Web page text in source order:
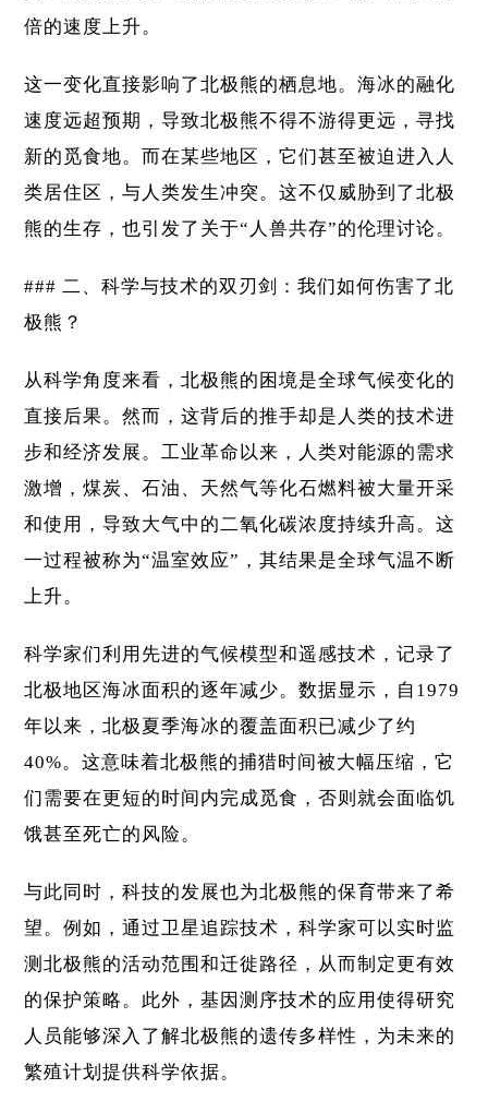
倍的速度上升。
这一变化直接影响了北极熊的栖息地。海冰的融化
速度远超预期，导致北极熊不得不游得更远，寻找
新的觅食地。而在某些地区，它们甚至被迫进入人
类居住区，与人类发生冲突。这不仅威胁到了北极
熊的生存，也引发了关于“人兽共存”的伦理讨论。
### 二、科学与技术的双刃剑：我们如何伤害了北
极熊？
从科学角度来看，北极熊的困境是全球气候变化的
直接后果。然而，这背后的推手却是人类的技术进
步和经济发展。工业革命以来，人类对能源的需求
激增，煤炭、石油、天然气等化石燃料被大量开采
和使用，导致大气中的二氧化碳浓度持续升高。这
一过程被称为“温室效应”，其结果是全球气温不断
上升。
科学家们利用先进的气候模型和遥感技术，记录了
北极地区海冰面积的逐年减少。数据显示，自1979
年以来，北极夏季海冰的覆盖面积已减少了约
40%。这意味着北极熊的捕猎时间被大幅压缩，它
们需要在更短的时间内完成觅食，否则就会面临饥
饿甚至死亡的风险。
与此同时，科技的发展也为北极熊的保育带来了希
望。例如，通过卫星追踪技术，科学家可以实时监
测北极熊的活动范围和迁徙路径，从而制定更有效
的保护策略。此外，基因测序技术的应用使得研究
人员能够深入了解北极熊的遗传多样性，为未来的
繁殖计划提供科学依据。